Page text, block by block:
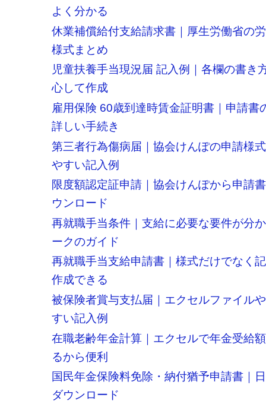
よく分かる
休業補償給付支給請求書｜厚生労働省の
様式まとめ
児童扶養手当現況届 記入例｜各欄の書き
心して作成
雇用保険 60歳到達時賃金証明書｜申請書
詳しい手続き
第三者行為傷病届｜協会けんぽの申請様
やすい記入例
限度額認定証申請｜協会けんぽから申請
ウンロード
再就職手当条件｜支給に必要な要件が分
ークのガイド
再就職手当支給申請書｜様式だけでなく
作成できる
被保険者賞与支払届｜エクセルファイル
すい記入例
在職老齢年金計算｜エクセルで年金受給
るから便利
国民年金保険料免除・納付猶予申請書｜
ダウンロード